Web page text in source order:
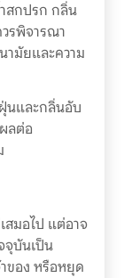
สกปรก กลิ่น
รพิจารณา
ามัยและความ
นและกลิ่นอับ
ลต่อ
สมอไป แต่อาจ
จุบันเป็น
ของ หรือหยุด